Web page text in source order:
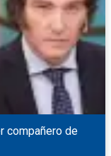
compañero de